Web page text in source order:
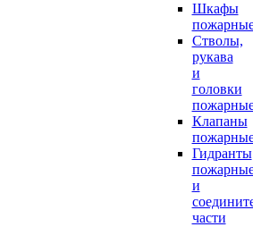
Шкафы
Стволы,
рукава
и
головки
Клапаны
Гидранты
и
части